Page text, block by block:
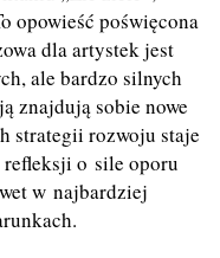
opowieść poświęcona
dla artystek jest
ale bardzo silnych
znajdują sobie nowe
strategii rozwoju staje
o sile oporu
w najbardziej